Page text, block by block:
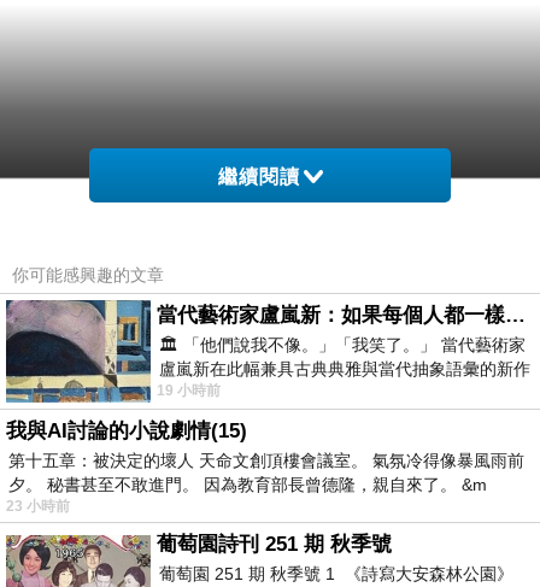
繼續閱讀
你可能感興趣的文章
當代藝術家盧嵐新：如果每個人都一樣，這世界該有多無聊？
🏛️ 「他們說我不像。」「我笑了。」 當代藝術家
盧嵐新在此幅兼具古典典雅與當代抽象語彙的新作
中，以沈靜的藍色空間為背景，描繪了
19 小時前
我與AI討論的小說劇情(15)
第十五章：被決定的壞人 天命文創頂樓會議室。 氣氛冷得像暴風雨前
夕。 秘書甚至不敢進門。 因為教育部長曾德隆，親自來了。 &m
23 小時前
葡萄園詩刊 251 期 秋季號
葡萄園 251 期 秋季號 1 《詩寫大安森林公園》